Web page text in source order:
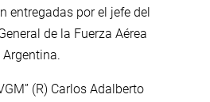
entregadas por el jefe del
de la Fuerza Aérea
Argentina.
(R) Carlos Adalberto